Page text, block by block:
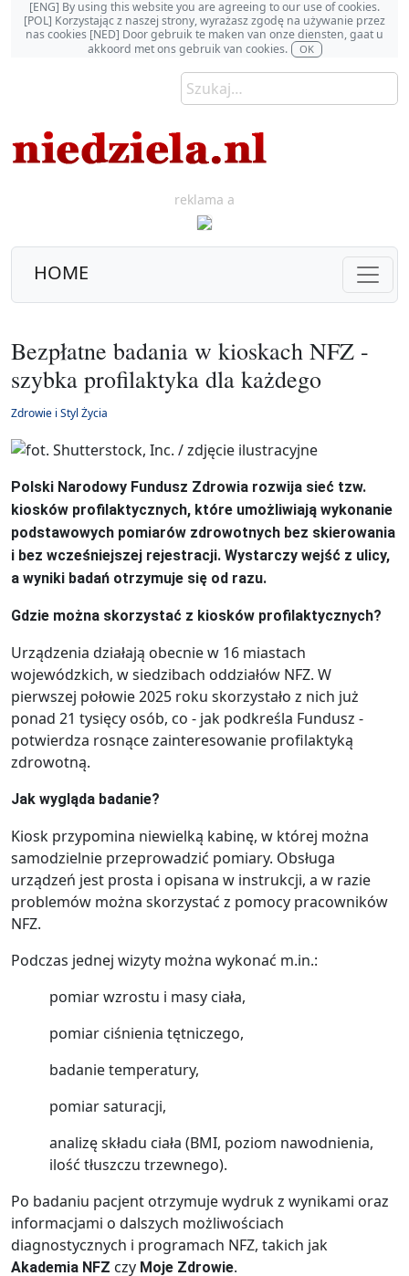
[ENG] By using this website you are agreeing to our use of cookies.
[POL] Korzystając z naszej strony, wyrażasz zgodę na używanie przez
nas cookies [NED] Door gebruik te maken van onze diensten, gaat u
akkoord met ons gebruik van cookies.
OK
reklama a
HOME
Bezpłatne badania w kioskach NFZ -
szybka profilaktyka dla każdego
Zdrowie i Styl Życia
Polski Narodowy Fundusz Zdrowia rozwija sieć tzw.
kiosków profilaktycznych, które umożliwiają wykonanie
podstawowych pomiarów zdrowotnych bez skierowania
i bez wcześniejszej rejestracji. Wystarczy wejść z ulicy,
a wyniki badań otrzymuje się od razu.
Gdzie można skorzystać z kiosków profilaktycznych?
Urządzenia działają obecnie w 16 miastach
wojewódzkich, w siedzibach oddziałów NFZ. W
pierwszej połowie 2025 roku skorzystało z nich już
ponad 21 tysięcy osób, co - jak podkreśla Fundusz -
potwierdza rosnące zainteresowanie profilaktyką
zdrowotną.
Jak wygląda badanie?
Kiosk przypomina niewielką kabinę, w której można
samodzielnie przeprowadzić pomiary. Obsługa
urządzeń jest prosta i opisana w instrukcji, a w razie
problemów można skorzystać z pomocy pracowników
NFZ.
Podczas jednej wizyty można wykonać m.in.:
pomiar wzrostu i masy ciała,
pomiar ciśnienia tętniczego,
badanie temperatury,
pomiar saturacji,
analizę składu ciała (BMI, poziom nawodnienia,
ilość tłuszczu trzewnego).
Po badaniu pacjent otrzymuje wydruk z wynikami oraz
informacjami o dalszych możliwościach
diagnostycznych i programach NFZ, takich jak
Akademia NFZ czy Moje Zdrowie.